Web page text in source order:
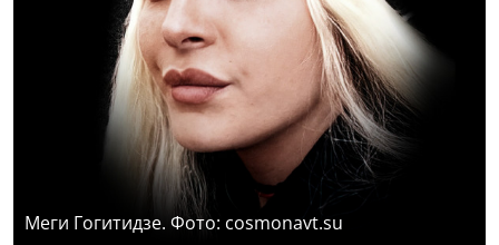
Меги Гогитидзе. Фото: cosmonavt.su